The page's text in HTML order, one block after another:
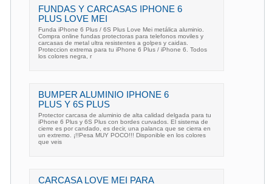
FUNDAS Y CARCASAS IPHONE 6
PLUS LOVE MEI
Funda iPhone 6 Plus / 6S Plus Love Mei metálica aluminio.
Compra online fundas protectoras para telefonos moviles y
carcasas de metal ultra resistentes a golpes y caidas.
Proteccion extrema para tu iPhone 6 Plus / iPhone 6. Todos
los colores negra, r
BUMPER ALUMINIO IPHONE 6
PLUS Y 6S PLUS
Protector carcasa de aluminio de alta calidad delgada para tu
iPhone 6 Plus y 6S Plus con bordes curvados. El sistema de
cierre es por candado, es decir, una palanca que se cierra en
un extremo. ¡!!Pesa MUY POCO!!! Disponible en los colores
que veis
CARCASA LOVE MEI PARA